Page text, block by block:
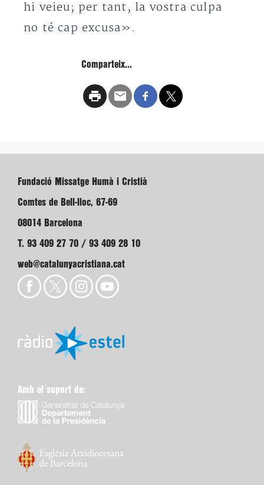
hi veieu; per tant, la vostra culpa
no té cap excusa».
Comparteix...
Fundació Missatge Humà i Cristià
Comtes de Bell-lloc, 67-69
08014 Barcelona
T. 93 409 27 70 / 93 409 28 10
web@catalunyacristiana.cat
Amb el suport de: